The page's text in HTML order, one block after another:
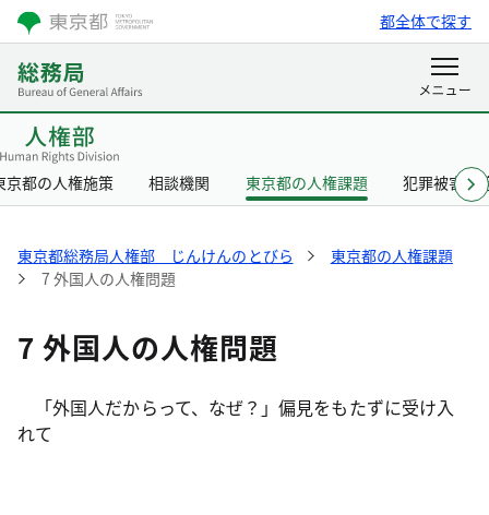
都全体で探す
京都の人権施策 相談機関 東京都の人権課題 犯罪被害者
東京都総務局人権部 じんけんのとびら
東京都の人権課題
7 外国人の人権問題
7 外国人の人権問題
「外国人だからって、なぜ？」偏見をもたずに受け入
れて